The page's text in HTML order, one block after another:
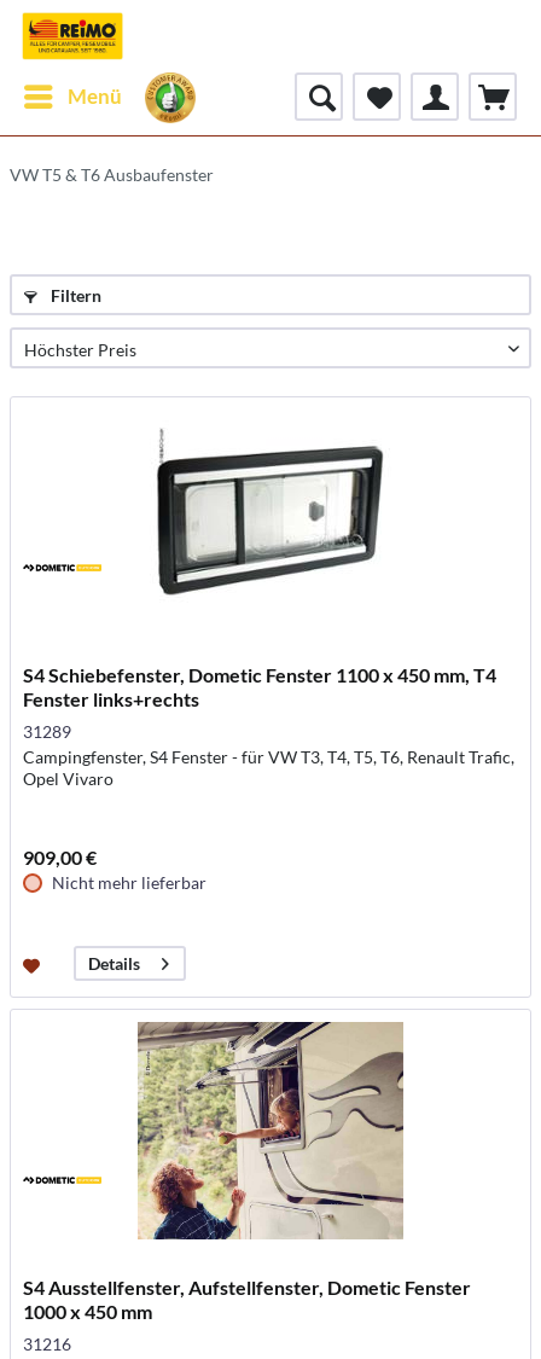
Menü
VW T5 & T6 Ausbaufenster
Filtern
S4 Schiebefenster, Dometic Fenster 1100 x 450 mm, T4
Fenster links+rechts
31289
Campingfenster, S4 Fenster - für VW T3, T4, T5, T6, Renault Trafic,
Opel Vivaro
909,00 €
Nicht mehr lieferbar
Details
S4 Ausstellfenster, Aufstellfenster, Dometic Fenster
1000 x 450 mm
31216